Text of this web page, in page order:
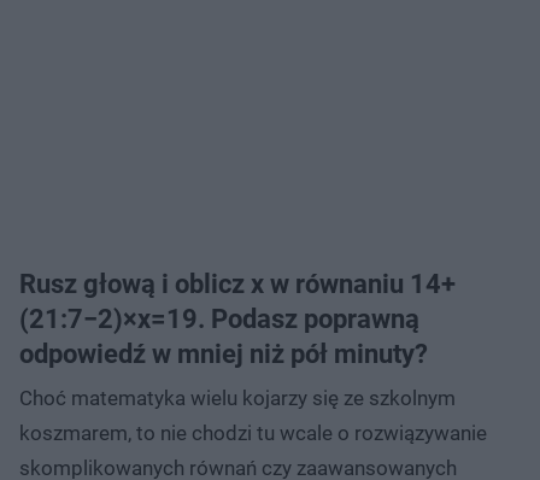
Rusz głową i oblicz x w równaniu 14+
(21:7−2)×x=19. Podasz poprawną
odpowiedź w mniej niż pół minuty?
Choć matematyka wielu kojarzy się ze szkolnym
koszmarem, to nie chodzi tu wcale o rozwiązywanie
skomplikowanych równań czy zaawansowanych